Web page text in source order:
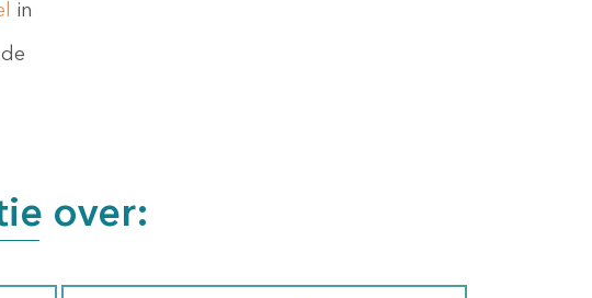
in
over: